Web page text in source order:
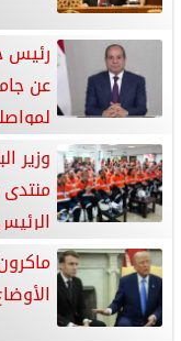
رئيس
عن
وزير
منتدى